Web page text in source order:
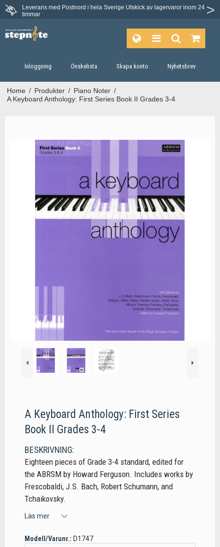
Leverans med Postnord i hela Sverige Utskick av lagervaror inom 24
timmar
Inloggning Önskelista Skapa konto Nyhetsbrev
Home / Produkter / Piano Noter /
A Keyboard Anthology: First Series Book II Grades 3-4
A Keyboard Anthology: First Series
Book II Grades 3-4
BESKRIVNING:
Eighteen pieces of Grade 3-4 standard, edited for
the ABRSM by Howard Ferguson. Includes works by
Frescobaldi, J.S. Bach, Robert Schumann, and
Tchaikovsky.
Läs mer
Modell/Varunr.: D1747